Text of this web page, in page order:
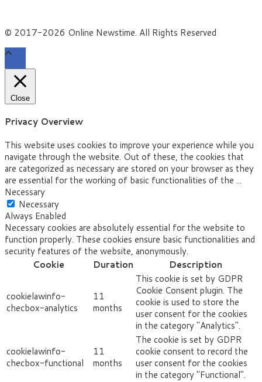
© 2017-2026 Online Newstime. All Rights Reserved
Close
Privacy Overview
This website uses cookies to improve your experience while you
navigate through the website. Out of these, the cookies that
are categorized as necessary are stored on your browser as they
are essential for the working of basic functionalities of the ...
Necessary
Necessary
Always Enabled
Necessary cookies are absolutely essential for the website to
function properly. These cookies ensure basic functionalities and
security features of the website, anonymously.
Cookie
Duration Description
cookielawinfo-
checbox-analytics
11
months
This cookie is set by GDPR
Cookie Consent plugin. The
cookie is used to store the
user consent for the cookies
in the category "Analytics".
cookielawinfo-
checbox-functional
11
months
The cookie is set by GDPR
cookie consent to record the
user consent for the cookies
in the category "Functional".